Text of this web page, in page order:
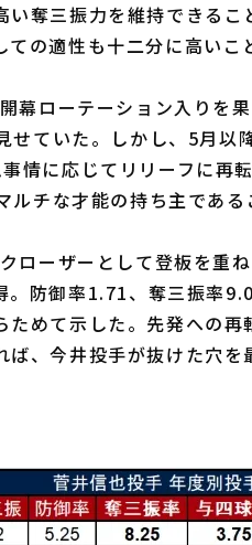
い奪三振力を維持できる
の適性も十二分に高いこ
幕ローテーション入りを
せていた。しかし、5月以
情に応じてリリーフに再
チな才能の持ち主である
ローザーとして登板を重
。防御率1.71、奪三振率
ためて示した。先発への
ば、今井投手が抜けた穴